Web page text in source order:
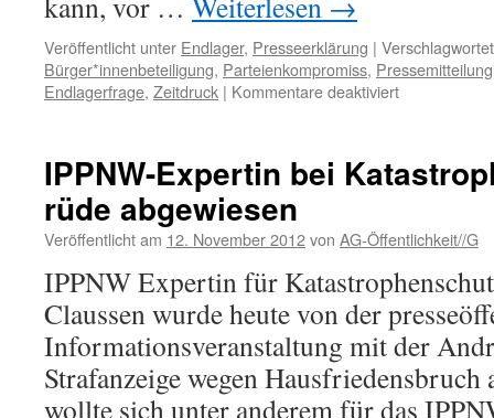
Veröffentlicht unter Endlager, Presseerklärung |
Bürger*innenbeteiligung, Parteienkompromiss, Pressemitteilung
Endlagerfrage, Zeitdruck | Kommentare deaktiviertfür
Dannenberg:
auf
IPPNW-Expertin bei
rüde abgewiesen
Veröffentlicht am 12. November 2012von AG-Öffentlichkeit//G
IPPNW Expertin für
Claussen wurde heute von der
Informationsveranstaltung mit der
Strafanzeige wegen Hausfriedensbruch
wollte sich unter anderem für das